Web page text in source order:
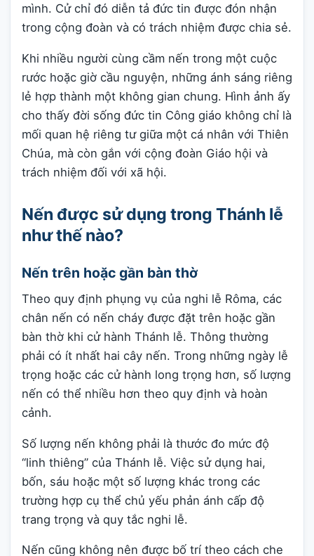
mình. Cử chỉ đó diễn tả đức tin được đón nhận
trong cộng đoàn và có trách nhiệm được chia sẻ.
Khi nhiều người cùng cầm nến trong một cuộc
rước hoặc giờ cầu nguyện, những ánh sáng riêng
lẻ hợp thành một không gian chung. Hình ảnh ấy
cho thấy đời sống đức tin Công giáo không chỉ là
mối quan hệ riêng tư giữa một cá nhân với Thiên
Chúa, mà còn gắn với cộng đoàn Giáo hội và
trách nhiệm đối với xã hội.
Nến được sử dụng trong Thánh lễ
như thế nào?
Nến trên hoặc gần bàn thờ
Theo quy định phụng vụ của nghi lễ Rôma, các
chân nến có nến cháy được đặt trên hoặc gần
bàn thờ khi cử hành Thánh lễ. Thông thường
phải có ít nhất hai cây nến. Trong những ngày lễ
trọng hoặc các cử hành long trọng hơn, số lượng
nến có thể nhiều hơn theo quy định và hoàn
cảnh.
Số lượng nến không phải là thước đo mức độ
“linh thiêng” của Thánh lễ. Việc sử dụng hai,
bốn, sáu hoặc một số lượng khác trong các
trường hợp cụ thể chủ yếu phản ánh cấp độ
trang trọng và quy tắc nghi lễ.
Nến cũng không nên được bố trí theo cách che